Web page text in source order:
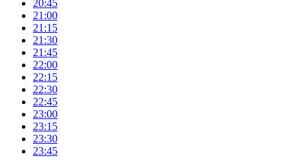
20:45
21:00
21:15
21:30
21:45
22:00
22:15
22:30
22:45
23:00
23:15
23:30
23:45